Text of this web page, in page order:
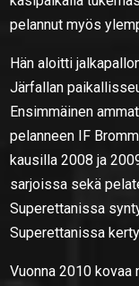
pelannut myös
Hän aloitti
Järfallan
Ensimmäinen
pelanneen IF
kausilla 2008 ja
sarjoissa sekä
Superettanissa
Superettanissa
Vuonna 2010 kovaa